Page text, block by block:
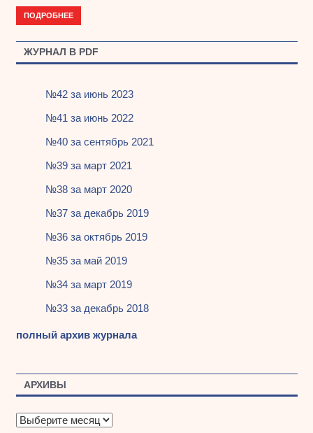
ПОДРОБНЕЕ
ЖУРНАЛ В PDF
№42 за июнь 2023
№41 за июнь 2022
№40 за сентябрь 2021
№39 за март 2021
№38 за март 2020
№37 за декабрь 2019
№36 за октябрь 2019
№35 за май 2019
№34 за март 2019
№33 за декабрь 2018
полный архив журнала
АРХИВЫ
А